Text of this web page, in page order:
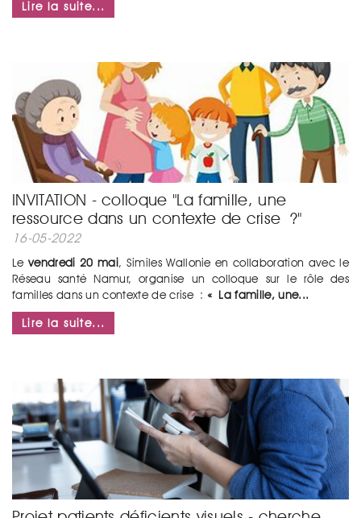
Lire la suite...
INVITATION - colloque "La famille, une
ressource dans un contexte de crise ?"
16-05-2022
Levendredi 20 mai, Similes Wallonie en collaboration avec le
Réseau santé Namur, organise un colloque sur le rôle des
familles dans un contexte de crise : « La famille, une...
Lire la suite...